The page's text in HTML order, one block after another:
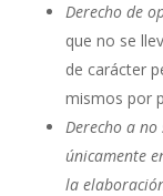
Derecho de
que no se
de carácter
mismos por
Derecho a
únicamente
la